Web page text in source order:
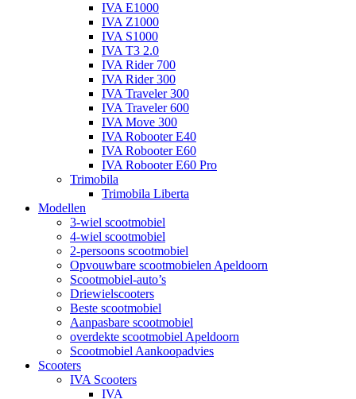
IVA E1000
IVA Z1000
IVA S1000
IVA T3 2.0
IVA Rider 700
IVA Rider 300
IVA Traveler 300
IVA Traveler 600
IVA Move 300
IVA Robooter E40
IVA Robooter E60
IVA Robooter E60 Pro
Trimobila
Trimobila Liberta
Modellen
3-wiel scootmobiel
4-wiel scootmobiel
2-persoons scootmobiel
Opvouwbare scootmobielen Apeldoorn
Scootmobiel-auto’s
Driewielscooters
Beste scootmobiel
Aanpasbare scootmobiel
overdekte scootmobiel Apeldoorn
Scootmobiel Aankoopadvies
Scooters
IVA Scooters
IVA